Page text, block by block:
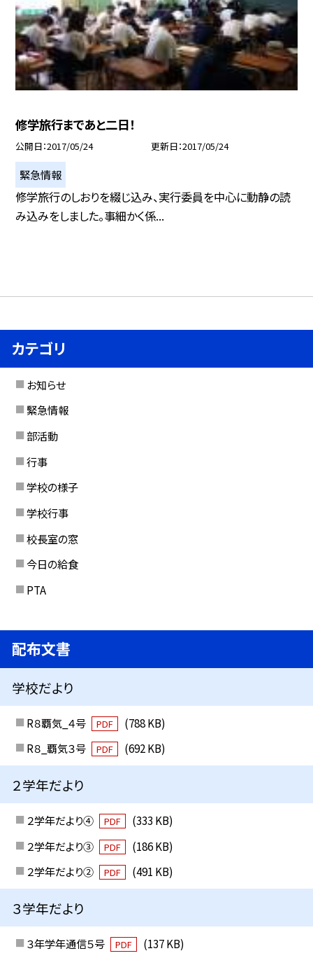
修学旅行まであと二日！
公開日 2017/05/24 更新日 2017/05/24
緊急情報
修学旅行のしおりを綴じ込み、実行委員を中心に動静の読
み込みをしました。事細かく係...
カテゴリ
お知らせ
緊急情報
部活動
行事
学校の様子
学校行事
校長室の窓
今日の給食
PTA
配布文書
学校だより
R８覇気_４号 PDF
(788 KB)
R８_覇気３号
PDF (692 KB)
２学年だより
２学年だより④ PDF
(333 KB)
２学年だより③
PDF
(186 KB)
２学年だより②
PDF (491 KB)
３学年だより
３年学年通信５号 PDF
(137 KB)